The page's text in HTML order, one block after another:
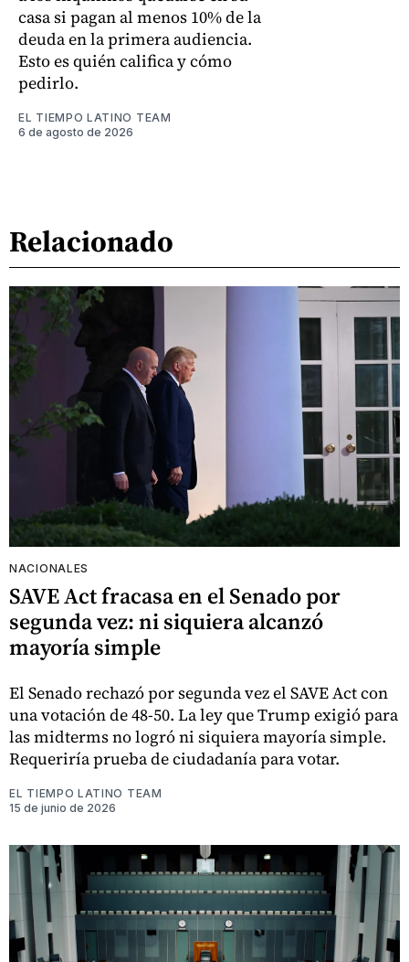
casa si pagan al menos 10% de la
deuda en la primera audiencia.
Esto es quién califica y cómo
pedirlo.
EL TIEMPO LATINO TEAM
6 de agosto de 2026
Relacionado
NACIONALES
SAVE Act fracasa en el Senado por
segunda vez: ni siquiera alcanzó
mayoría simple
El Senado rechazó por segunda vez el SAVE Act con
una votación de 48-50. La ley que Trump exigió para
las midterms no logró ni siquiera mayoría simple.
Requeriría prueba de ciudadanía para votar.
EL TIEMPO LATINO TEAM
15 de junio de 2026